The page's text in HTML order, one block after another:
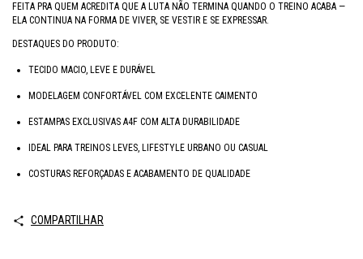
FEITA PRA QUEM ACREDITA QUE A LUTA NÃO TERMINA QUANDO O TREINO ACABA —
ELA CONTINUA NA FORMA DE VIVER, SE VESTIR E SE EXPRESSAR.
DESTAQUES DO PRODUTO:
TECIDO MACIO, LEVE E DURÁVEL
MODELAGEM CONFORTÁVEL COM EXCELENTE CAIMENTO
ESTAMPAS EXCLUSIVAS A4F COM ALTA DURABILIDADE
IDEAL PARA TREINOS LEVES, LIFESTYLE URBANO OU CASUAL
COSTURAS REFORÇADAS E ACABAMENTO DE QUALIDADE
COMPARTILHAR